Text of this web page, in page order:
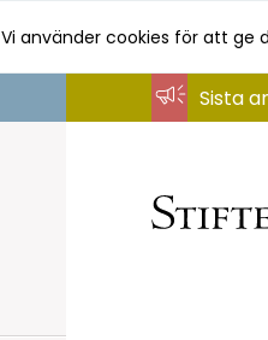
Vi använder cookies för att ge
Sista